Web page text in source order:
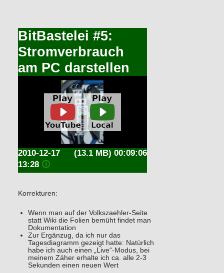
BitBastelei #5:
Stromverbrauch
am PC darstellen
(13.1 MB) 00:09:06
2010-12-17
13:28 🛈
Korrekturen:
Wenn man auf der Volkszaehler-Seite
statt Wiki die Folien bemüht findet man
Dokumentation
Zur Ergänzug, da ich nur das
Tagesdiagramm gezeigt hatte: Natürlich
habe ich auch einen „Live“-Modus, bei
meinem Zäher erhalte ich ca. alle 2-3
Sekunden einen neuen Wert